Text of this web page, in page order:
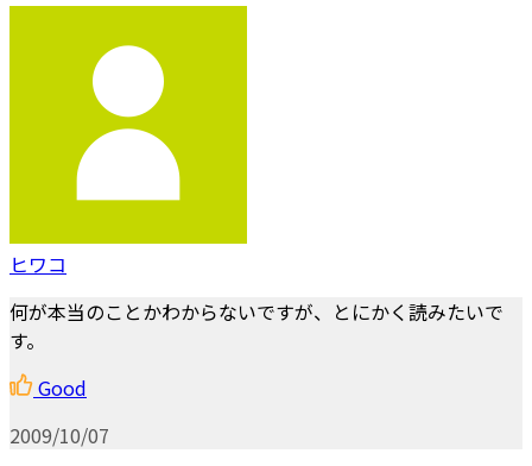
ヒワコ
何が本当のことかわからないですが、とにかく読みたいで
す。
Good
2009/10/07